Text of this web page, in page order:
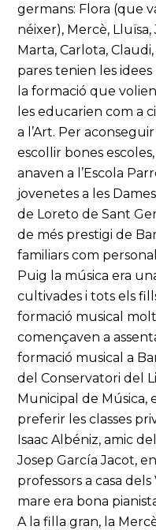
germans: Flora (que
néixer), Mercè,
Marta, Carlota, Claudi,
pares tenien les
la formació que
les educarien com a
a l’Art. Per
escollir bones
anaven a l’Escola
jovenetes a les
de Loreto de Sant
de més prestigi de
familiars com
Puig la música era
cultivades i tots els
formació musical
començaven a
formació musical a
del Conservatori del
Municipal de Música,
preferir les classes
Isaac Albéniz, amic
Josep García Jacot,
professors a casa
mare era bona
A la filla gran, la